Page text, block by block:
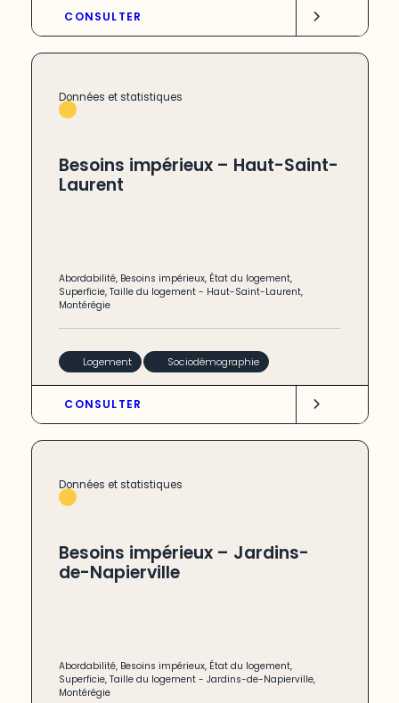
CONSULTER
Données et statistiques
Besoins impérieux – Haut-Saint-
Laurent
Abordabilité, Besoins impérieux, État du logement,
Superficie,Taille du logement - Haut-Saint-Laurent,
Montérégie
Logement Sociodémographie
CONSULTER
Données et statistiques
Besoins impérieux – Jardins-
de-Napierville
Abordabilité, Besoins impérieux, État du logement,
Superficie,Taille du logement -Jardins-de-Napierville,
Montérégie